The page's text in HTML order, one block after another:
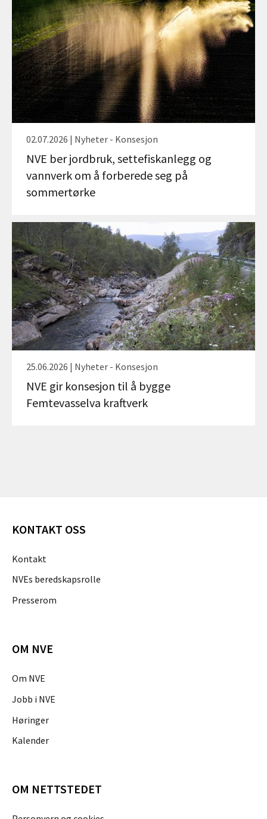
02.07.2026 | Nyheter - Konsesjon
NVE ber jordbruk, settefiskanlegg og
vannverk om å forberede seg på
sommertørke
25.06.2026 | Nyheter - Konsesjon
NVE gir konsesjon til å bygge
Femtevasselva kraftverk
KONTAKT OSS
Kontakt
NVEs beredskapsrolle
Presserom
OM NVE
Om NVE
Jobb i NVE
Høringer
Kalender
OM NETTSTEDET